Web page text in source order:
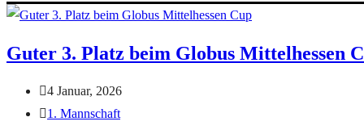
Guter 3. Platz beim Globus Mittelhessen
4 Januar, 2026
1. Mannschaft